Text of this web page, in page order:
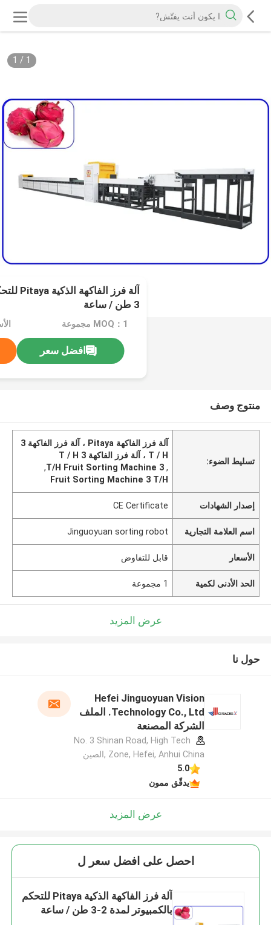
1
/
1
3 طن / ساعة
MOQ：1 مجموعة
افضل سعر
منتوج وصف
تسليط الضوء:
آلة فرز الفاكهة Pitaya ، آلة فرز الفاكهة 3
T / H ، آلة فرز الفاكهة 3 T / H
,
3 T/H Fruit Sorting Machine
,
Fruit Sorting Machine 3 T/H
إصدار الشهادات CE Certificate
اسم العلامة التجارية Jinguoyuan sorting robot
الأسعار قابل للتفاوض
الحد الأدنى لكمية 1 مجموعة
عرض المزيد
حول نا
Hefei Jinguoyuan Vision
Technology Co., Ltd. الملف
الشركة المصنعة
No. 3 Shinan Road, High Tech
Zone, Hefei, Anhui China ,الصين
5.0
يدقّق ممون
عرض المزيد
احصل على افضل سعر ل
آلة فرز الفاكهة الذكية Pitaya للتحكم
بالكمبيوتر لمدة 2-3 طن / ساعة